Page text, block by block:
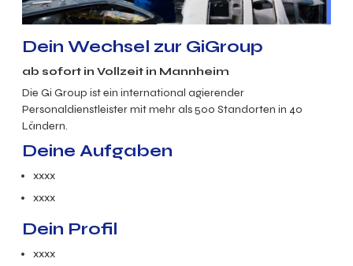
Dein Wechsel zur GiGroup
ab sofort in Vollzeit in Mannheim
Die Gi Group ist ein international agierender
Personaldienstleister mit mehr als 500 Standorten in 40
Ländern.
Deine Aufgaben
xxxx
xxxx
Dein Profil
xxxx